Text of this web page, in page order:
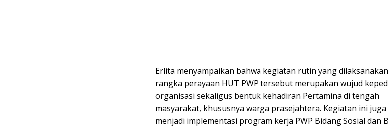
Erlita menyampaikan bahwa kegiatan rutin yang
rangka perayaan HUT PWP tersebut merupakan wujud
organisasi sekaligus bentuk kehadiran Pertamina di tengah
masyarakat, khususnya warga prasejahtera. Kegiatan ini juga
menjadi implementasi program kerja PWP Bidang Sosial dan